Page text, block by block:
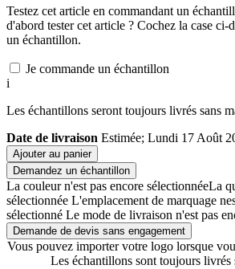
Testez cet article en commandant un
d'abord tester cet article ? Cochez la case ci-
un échantillon.
Je commande un échantillon
i
Les échantillons seront toujours livrés sans
Date de livraison Estimée; Lundi 17 Août
Ajouter au panier
Demandez un échantillon
La couleur n'est pas encore sélectionnéeLa
sélectionnée L'emplacement de marquage
sélectionné Le mode de livraison n'est pas
Demande de devis sans engagement
Vous pouvez importer votre logo lorsque
Les échantillons sont toujours livrés